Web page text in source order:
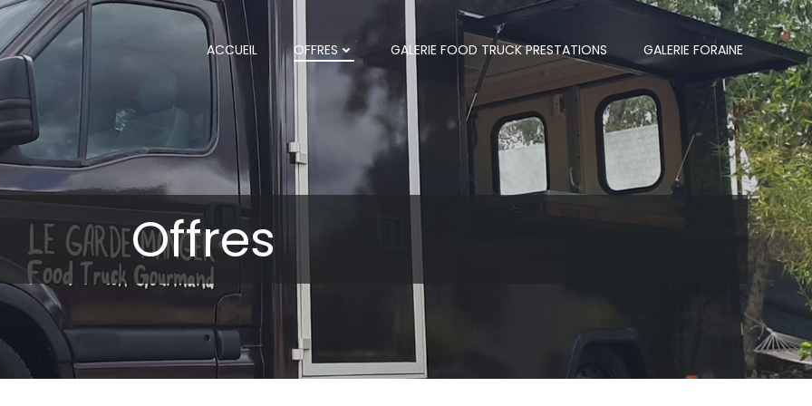
ACCUEIL OFFRES GALERIE FOOD TRUCK PRESTATIONS GALERIE FORAINE
Offres